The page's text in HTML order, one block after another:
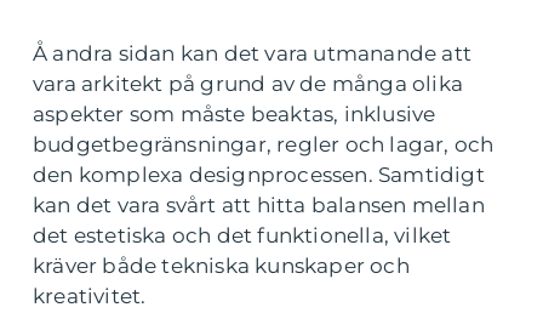
Å andra sidan kan det vara utmanande att
vara arkitekt på grund av de många olika
aspekter som måste beaktas, inklusive
budgetbegränsningar, regler och lagar, och
den komplexa designprocessen. Samtidigt
kan det vara svårt att hitta balansen mellan
det estetiska och det funktionella, vilket
kräver både tekniska kunskaper och
kreativitet.